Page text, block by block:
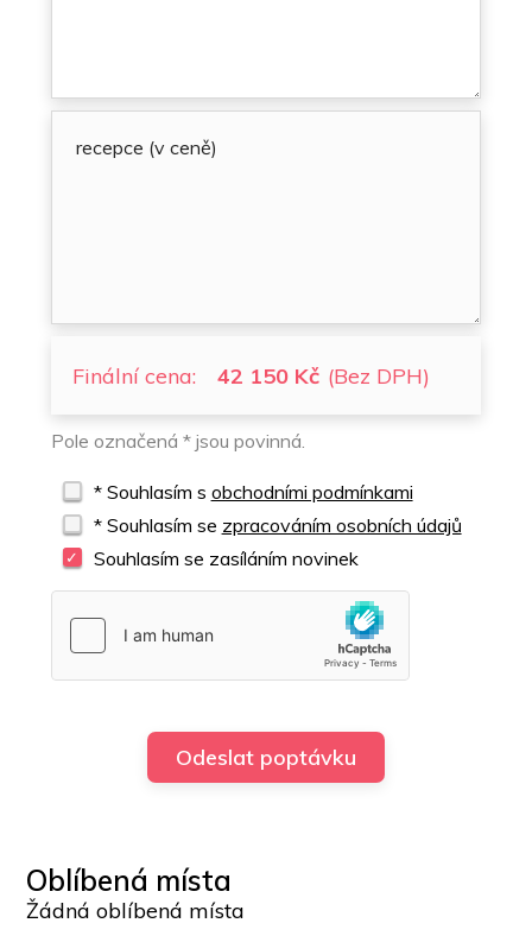
Finální cena: 42 150 Kč (Bez DPH)
Pole označená * jsou povinná.
* Souhlasím s obchodními podmínkami
* Souhlasím se zpracováním osobních údajů
Souhlasím se zasíláním novinek
Oblíbená místa
Žádná oblíbená místa